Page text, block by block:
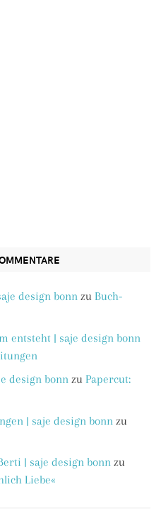
design bonn zu Buch-
entsteht | saje design bonn
design bonn zu Papercut:
| saje design bonn zu
| saje design bonn zu
Liebe«